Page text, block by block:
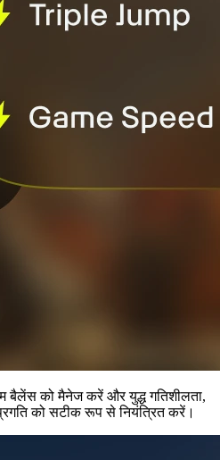
बैलेंस को मैनेज करें और युद्ध गतिशीलता,
को सटीक रूप से नियंत्रित करें।